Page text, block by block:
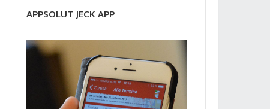
APPSOLUT JECK APP